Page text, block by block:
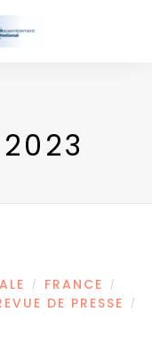
/ FRANCE /
DE PRESSE /